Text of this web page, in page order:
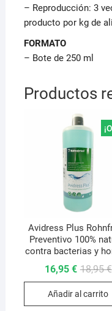
– Reproducción: 3
producto por kg de
FORMATO
– Bote de 250 ml
Productos
Avidress Plus
Preventivo 100%
contra bacterias y
18,95€
16,95 €
Añadir al carrito